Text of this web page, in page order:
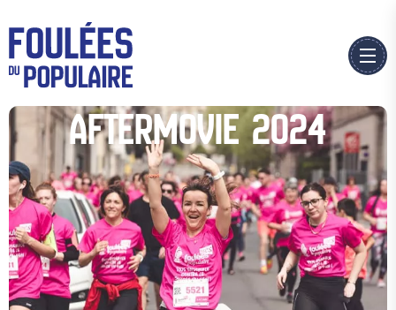
AFTERMOVIE 2024